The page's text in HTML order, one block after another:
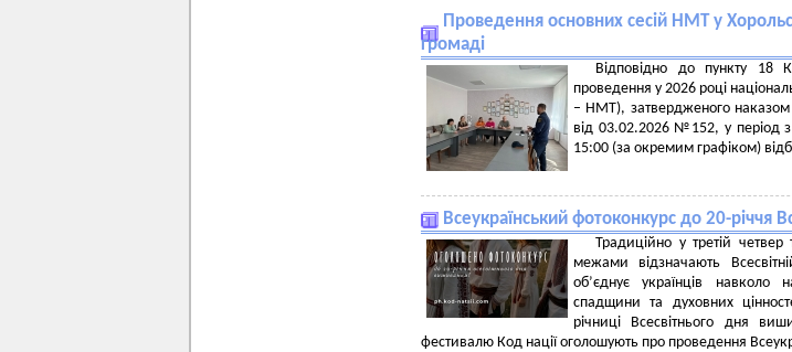
Проведення основних сесій НМТ у
громаді
Відповідно до пункту 18
проведення у 2026 році
– НМТ), затвердженого наказом
від 03.02.2026 №152, у період
15:00 (за окремим графіком)
Всеукраїнський фотоконкурс до 20-річчя
Традиційно у третій четвер
межами відзначають
об’єднує українців навколо
спадщини та духовних
річниці Всесвітнього дня
фестивалю Код нації оголошують про проведення